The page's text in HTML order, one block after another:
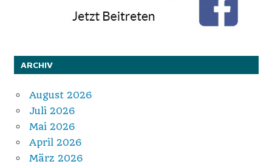
ARCHIV
August 2026
Juli 2026
Mai 2026
April 2026
März 2026